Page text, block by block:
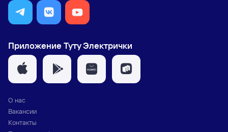
Приложение Туту Электрички
О нас
Вакансии
Контакты